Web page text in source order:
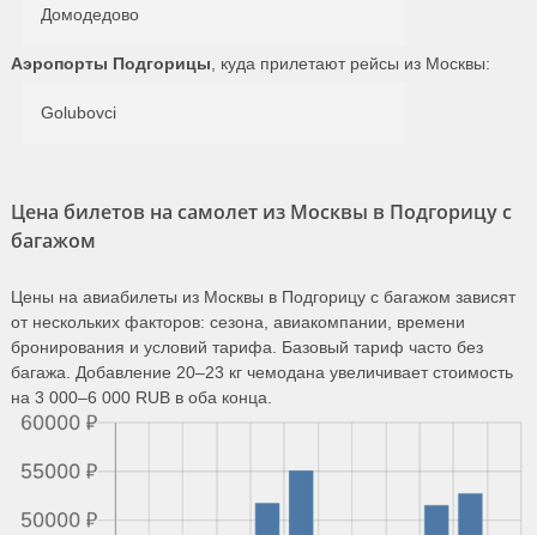
Домодедово
Аэропорты Подгорицы , куда прилетают рейсы из Москвы:
Golubovci
Цена билетов на самолет из Москвы в Подгорицу с
багажом
Цены на авиабилеты из Москвы в Подгорицу с багажом зависят
от нескольких факторов: сезона, авиакомпании, времени
бронирования и условий тарифа. Базовый тариф часто без
багажа. Добавление 20–23 кг чемодана увеличивает стоимость
на 3 000–6 000 RUB в оба конца.